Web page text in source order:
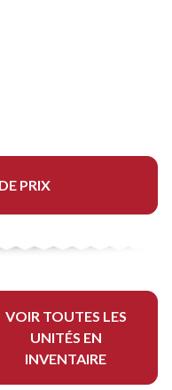
PRIX
VOIR TOUTES LES
UNITÉS EN
INVENTAIRE